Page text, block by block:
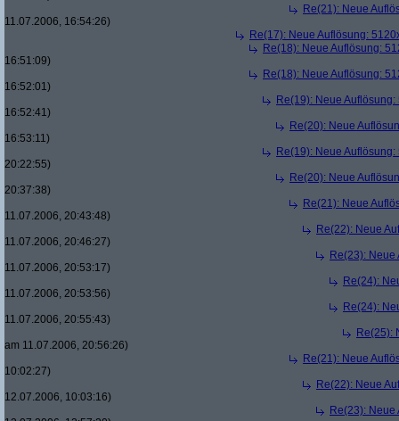
Re(21): Neue
11.07.2006, 16:54:26)
Re(17): Neue Auflösung:
Re(18): Neue Auflösung:
16:51:09)
Re(18): Neue Auflösung:
16:52:01)
Re(19): Neue
16:52:41)
Re(20): Neue
16:53:11)
Re(19): Neue
20:22:55)
Re(20): Neue
20:37:38)
Re(21): Neue
11.07.2006, 20:43:48)
Re(22): Neue
11.07.2006, 20:46:27)
Re(23):
11.07.2006, 20:53:17)
Re(24):
11.07.2006, 20:53:56)
Re(24):
11.07.2006, 20:55:43)
Re(25):
am 11.07.2006, 20:56:26)
Re(21): Neue
10:02:27)
Re(22): Neue
12.07.2006, 10:03:16)
Re(23):